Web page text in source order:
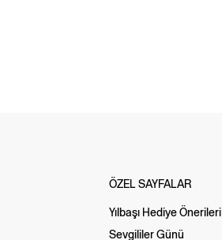
ÖZEL SAYFALAR
Yılbaşı Hediye Önerileri
Sevgililer Günü